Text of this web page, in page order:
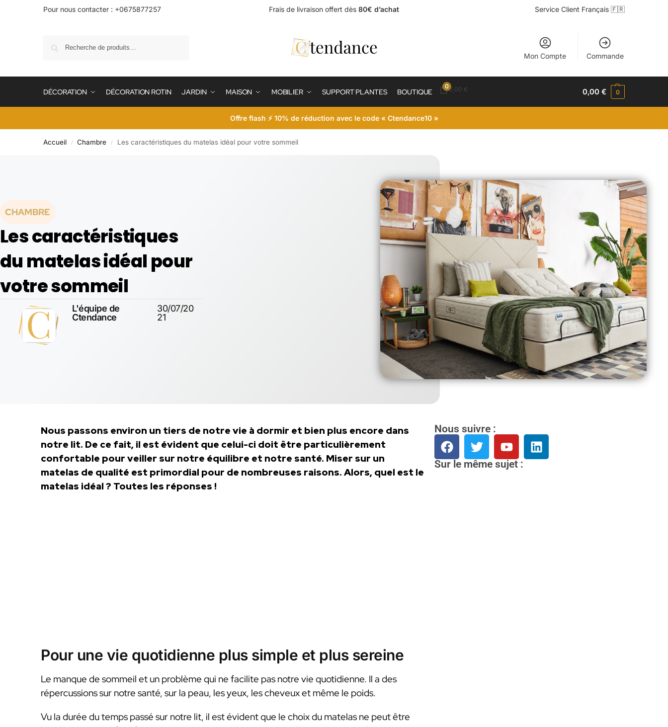
Pour nous contacter : +0675877257 Frais de livraison offert dès 80€ d’achat Service Client Français 🇫🇷
Mon Compte Commande
DÉCORATION DÉCORATION ROTIN JARDIN MAISON MOBILIER SUPPORT PLANTES BOUTIQUE
00,00 € 0,00€ 0
Offre flash ⚡ 10% de réduction avec le code « Ctendance10 »
Accueil / Chambre / Les caractéristiques du matelas idéal pour votre sommeil
CHAMBRE
Les caractéristiques
du matelas idéal pour
votre sommeil
L'équipe de
Ctendance
30/07/20
21
Nous passons environ un tiers de notre vie à dormir et bien plus encore dans
notre lit. De ce fait, il est évident que celui-ci doit être particulièrement
confortable pour veiller sur notre équilibre et notre santé. Miser sur un
matelas de qualité est primordial pour de nombreuses raisons. Alors, quel est le
matelas idéal ? Toutes les réponses !
Pour une vie quotidienne plus simple et plus sereine
Le manque de sommeil et un problème qui ne facilite pas notre vie quotidienne. Il a des
répercussions sur notre santé, sur la peau, les yeux, les cheveux et même le poids.
Vu la durée du temps passé sur notre lit, il est évident que le choix du matelas ne peut être
Nous suivre :
Sur le même sujet :